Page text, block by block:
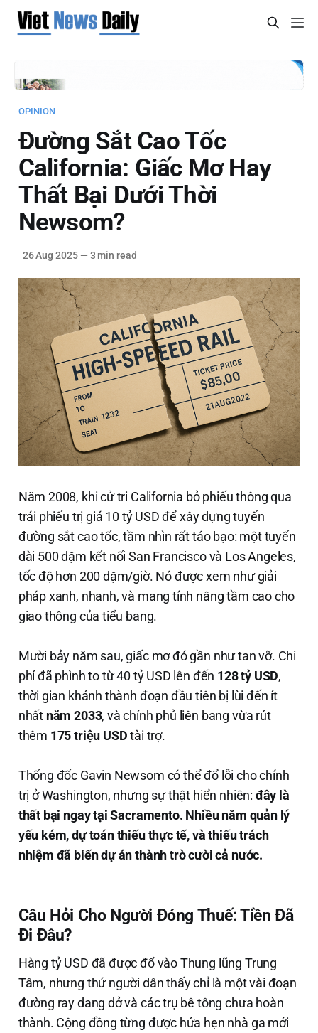
OPINION
Đường Sắt Cao Tốc
California: Giấc Mơ Hay
Thất Bại Dưới Thời
Newsom?
26 Aug 2025 — 3 min read
Năm 2008, khi cử tri California bỏ phiếu thông qua
trái phiếu trị giá 10 tỷ USD để xây dựng tuyến
đường sắt cao tốc, tầm nhìn rất táo bạo: một tuyến
dài 500 dặm kết nối San Francisco và Los Angeles,
tốc độ hơn 200 dặm/giờ. Nó được xem như giải
pháp xanh, nhanh, và mang tính nâng tầm cao cho
giao thông của tiểu bang.
Mười bảy năm sau, giấc mơ đó gần như tan vỡ. Chi
phí đã phình to từ 40 tỷ USD lên đến 128 tỷ USD,
thời gian khánh thành đoạn đầu tiên bị lùi đến ít
nhất năm 2033, và chính phủ liên bang vừa rút
thêm 175 triệu USDtài trợ.
Thống đốc Gavin Newsom có thể đổ lỗi cho chính
trị ở Washington, nhưng sự thật hiển nhiên: đây là
thất bại ngay tại Sacramento. Nhiều năm quản lý
yếu kém, dự toán thiếu thực tế, và thiếu trách
nhiệm đã biến dự án thành trò cười cả nước.
Câu Hỏi Cho Người Đóng Thuế: Tiền Đã
Đi Đâu?
Hàng tỷ USD đã được đổ vào Thung lũng Trung
Tâm, nhưng thứ người dân thấy chỉ là một vài đoạn
đường ray dang dở và các trụ bê tông chưa hoàn
thành. Cộng đồng từng được hứa hẹn nhà ga mới